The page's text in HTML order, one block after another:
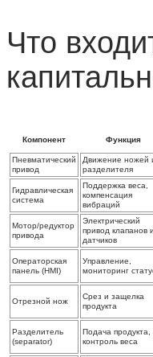
Что
Компонент Функция
Пневматический
привод
Движение ножей
разделителя
Гидравлическая
система
Поддержка веса,
компенсация
вибраций
Мотор/редуктор
привода
Электрический
привод клапанов и
датчиков
Операторская
панель (HMI)
Управление,
мониторинг
Отрезной нож
Срез и защелка
продукта
Разделитель
(separator)
Подача продукта,
контроль веса